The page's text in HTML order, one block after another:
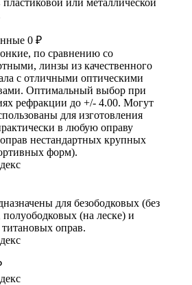
пластиковой или металлической
0 ₽
по сравнению со
линзы из качественного
с отличными оптическими
Оптимальный выбор при
рефракции до +/- 4.00. Могут
для изготовления
в любую оправу
нестандартных крупных
форм).
для безободковых (без
(на леске) и
оправ.